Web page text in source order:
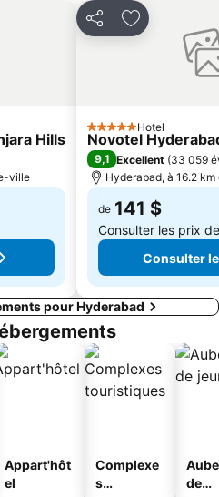
Hills
ville
PartagerAjouter à
5 ÉtoilesHotel
Novotel
9,1 Excellent (33 059
Hyderabad, à 16.2
de 141 $
Consulter les prix
Consulter
pour Hyderabad
Appart'hôt
el
Complexe
s
de